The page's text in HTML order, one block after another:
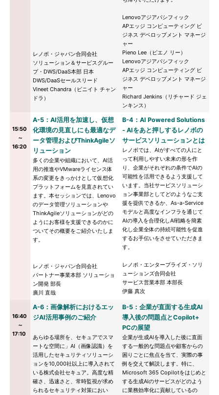
レノボ・ジャパン合同会社
ソリューション＆サービスグルー
プ・DWS/DaaS本部 日本
DWS/DaaSセールスリード
Vineet Chandra（ビニイト チャン
ドラ）
Lenovoアジアパシフィック
APエッジ コンピューティング ビ
ジネス デベロップメント マネージ
ャー
Pieno Lee（ピエノ リー）
Lenovoアジアパシフィック
APエッジ コンピューティング ビ
ジネス デベロップメント マネージ
ャー
Richard Jenkins（リチャード ジェ
ンキンス）
15:50
～
16:20
A-5：AI活用を加速し、仮想
化環境の見直しにも最適なデ
ータ管理およびThinkAgileソ
リューション
多くの企業や組織において、AI活
用の推進やVMwareライセンス体
系の変更をきっかけとして仮想化
プラットフォームを見直されてい
ます。本セッションでは、Lenovo
のデータ管理ソリューションや
ThinkAgileソリューションがどの
ようにお客様を支援できるのかに
ついてその概要をご紹介いたしま
す。
レノボ・ジャパン合同会社
パートナー事業本部 ソリューショ
ン開発 部長
廣川 直哉
B-4：AI Powered Solutions
‐ AIをあと押しするレノボの
サービスソリューションとは
レノボでは、AIがすべての人にと
って利用しやすい未来の形を作
り、企業がそれぞれの条件でAIの
可能性を活用できるよう支援して
います。当社サービスソリューシ
ョン事業部としてどのようなご支
援を提供できるか、As-a-Service
モデルと高度なインフラを通じて
AIの導入を合理化しAI戦略を簡素
化し企業全体の持続可能性を促進
するお手伝いをさせていただきま
す。
レノボ・エンタープライズ・ソリ
ューションズ合同会社
サービス営業本部 本部長
伊藤 真次
16:40
～
17:10
A-6：画像解析におけるエッ
ジAI活用事例のご紹介
あらゆる場所を、セキュアでスマ
ートな空間に」AI（画像認識）を
活用したセキュリティソリューシ
ョンを10,000社以上に導入されて
いる株式会社セキュア。高度な精
確さ、迅速さと、常時監視が求め
られるセキュリティ対策におい
B-5：企業が直面する生成AI
導入後の問題点とCopilot+
PCの展望
企業が生成AIを導入した後に直面
する一般的な問題点や顧客からの
困りごとに焦点を当て、実際の事
例を交えて解説します。特に、
Microsoft 365 Copilotをはじめと
する生成AIのサービスがどのよう
に業務効率化に貢献しているの